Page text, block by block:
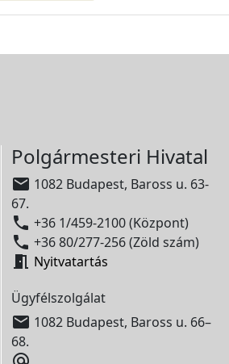
Polgármesteri Hivatal
 1082 Budapest, Baross u. 63-
67.
 +36 1/459-2100 (Központ)
 +36 80/277-256 (Zöld szám)
 Nyitvatartás
Ügyfélszolgálat
 1082 Budapest, Baross u. 66–
68.